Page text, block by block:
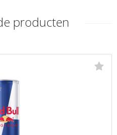
producten